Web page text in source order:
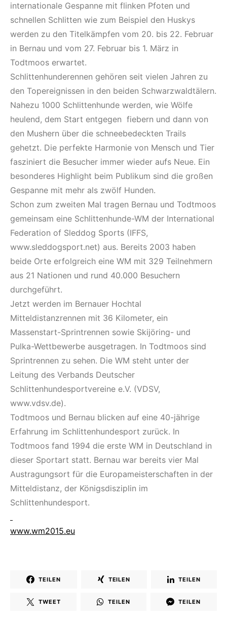
internationale Gespanne mit flinken Pfoten und
schnellen Schlitten wie zum Beispiel den Huskys
werden zu den Titelkämpfen vom 20. bis 22. Februar
in Bernau und vom 27. Februar bis 1. März in
Todtmoos erwartet.
Schlittenhunderennen gehören seit vielen Jahren zu
den Topereignissen in den beiden Schwarzwaldtälern.
Nahezu 1000 Schlittenhunde werden, wie Wölfe
heulend, dem Start entgegen fiebern und dann von
den Mushern über die schneebedeckten Trails
gehetzt. Die perfekte Harmonie von Mensch und Tier
fasziniert die Besucher immer wieder aufs Neue. Ein
besonderes Highlight beim Publikum sind die großen
Gespanne mit mehr als zwölf Hunden.
Schon zum zweiten Mal tragen Bernau und Todtmoos
gemeinsam eine Schlittenhunde-WM der International
Federation of Sleddog Sports (IFFS,
www.sleddogsport.net) aus. Bereits 2003 haben
beide Orte erfolgreich eine WM mit 329 Teilnehmern
aus 21 Nationen und rund 40.000 Besuchern
durchgeführt.
Jetzt werden im Bernauer Hochtal
Mitteldistanzrennen mit 36 Kilometer, ein
Massenstart-Sprintrennen sowie Skijöring- und
Pulka-Wettbewerbe ausgetragen. In Todtmoos sind
Sprintrennen zu sehen. Die WM steht unter der
Leitung des Verbands Deutscher
Schlittenhundesportvereine e.V. (VDSV,
www.vdsv.de).
Todtmoos und Bernau blicken auf eine 40-jährige
Erfahrung im Schlittenhundesport zurück. In
Todtmoos fand 1994 die erste WM in Deutschland in
dieser Sportart statt. Bernau war bereits vier Mal
Austragungsort für die Europameisterschaften in der
Mitteldistanz, der Königsdisziplin im
Schlittenhundesport.
www.wm2015.eu
TEILEN TEILEN TEILEN
TWEET TEILEN TEILEN